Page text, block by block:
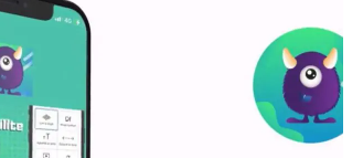
PAGE D’ACCUEIL